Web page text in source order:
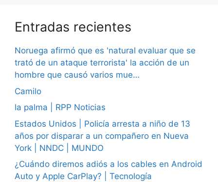
Entradas recientes
Noruega afirmó que es 'natural evaluar que se
trató de un ataque terrorista' la acción de un
hombre que causó varios mue…
Camilo
la palma | RPP Noticias
Estados Unidos | Policía arresta a niño de 13
años por disparar a un compañero en Nueva
York | NNDC | MUNDO
¿Cuándo diremos adiós a los cables en Android
Auto y Apple CarPlay? | Tecnología